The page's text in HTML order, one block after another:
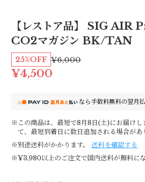
【レストア品】 SIG
CO2マガジン BK/TAN
¥6,000
25%OFF
¥4,500
なら手数料無料の翌月
※この商品は、最短で8月8日(土)にお届けし
て、最短到着日に数日追加される場合があ
※別途送料がかかります。
送料を確認する
※¥3,980以上のご注文で国内送料が無料にな